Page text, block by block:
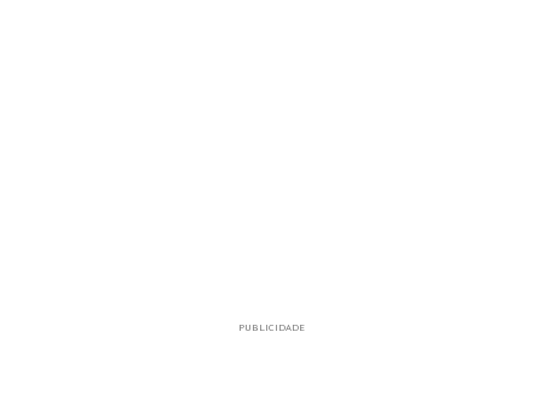
PUBLICIDADE